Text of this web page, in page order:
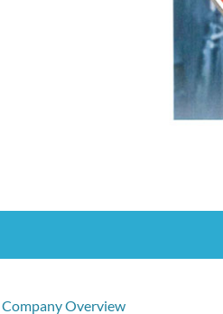
Company Overview